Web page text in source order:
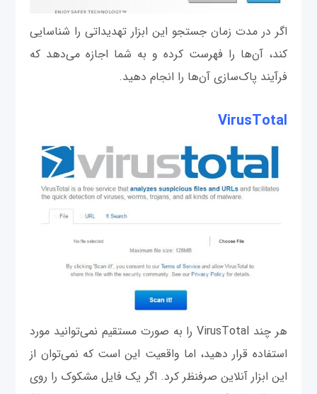
اگر در مدت زمان جستجو این ابزار تهدیداتی را شناسایی
کند، آن‌ها را فهرست کرده و به شما اجازه می‌دهد که
فرآیند پاک‌سازی آن‌ها را انجام دهید.
VirusTotal
هر چند VirusTotal را به صورت مستقیم نمی‌توانید مورد
استفاده قرار دهید، اما واقعیت این است که نمی‌توان از
این ابزار آنلاین صرفنظر کرد. اگر یک فایل مشکوک را روی